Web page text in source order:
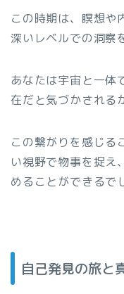
この時期は、瞑想や
深いレベルでの洞察
あなたは宇宙と一体
在だと気づかされる
この繋がりを感じる
い視野で物事を捉え
めることができるで
自己発見の旅と